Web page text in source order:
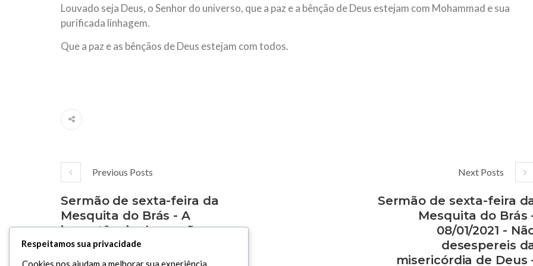
Louvado seja Deus, o Senhor do universo, que a paz e a bênção de Deus estejam com Mohammad e sua
purificada linhagem.
Que a paz e as bênçãos de Deus estejam com todos.
Previous Posts
Sermão de sexta-feira da
Mesquita do Brás - A
importância da oração
congregacional - Seyyed
Al- Al-Mousawi - 18/12/2020
Next Posts
Sermão de sexta-feira
Mesquita do Brás
08/01/2021 -
desespereis
misericórdia de Deus
Respeitamos sua privacidade